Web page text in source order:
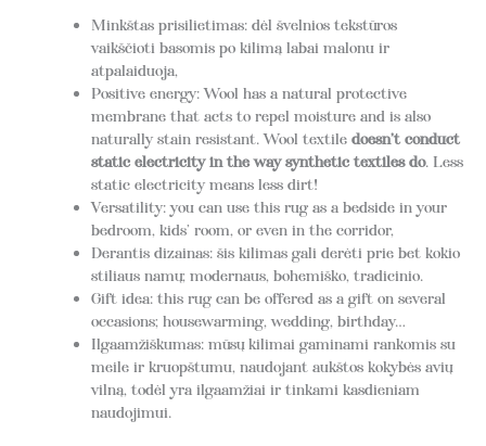
Minkštas prisilietimas: dėl švelnios tekstūros
vaikščioti basomis po kilimą labai malonu ir
atpalaiduoja,
Positive energy: Wool has a natural protective
membrane that acts to repel moisture and is also
naturally stain resistant. Wool textile doesn’t conduct
static electricity in the way synthetic textiles do. Less
static electricity means less dirt!
Versatility: you can use this rug as a bedside in your
bedroom, kids’ room, or even in the corridor,
Derantis dizainas: šis kilimas gali derėti prie bet kokio
stiliaus namų; modernaus, bohemiško, tradicinio.
Gift idea: this rug can be offered as a gift on several
occasions; housewarming, wedding, birthday…
Ilgaamžiškumas: mūsų kilimai gaminami rankomis su
meile ir kruopštumu, naudojant aukštos kokybės avių
vilną, todėl yra ilgaamžiai ir tinkami kasdieniam
naudojimui.